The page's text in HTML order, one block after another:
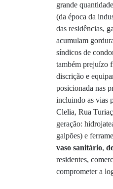
grande
(da época da
das residências,
acumulam
síndicos de
também prejuízo
discrição e
posicionada nas
incluindo as vias
Clelia, Rua
geração:
galpões) e
vaso sanitário,
residentes,
comprometer a